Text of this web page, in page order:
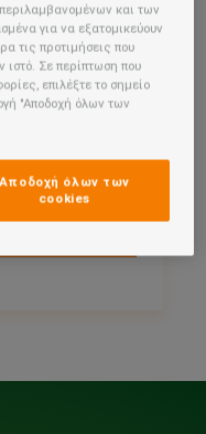
από τις
να
Plus: Συμ...
και των
για να εξατομικεύουν
τις προτιμήσεις που
ιστό. Σε περίπτωση που
επιλέξτε το σημείο
"Αποδοχή όλων των
Αποδοχή όλων των
cookies